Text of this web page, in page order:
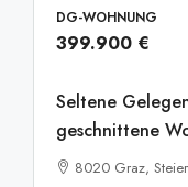
DG-WOHNUNG
399.900 €
Seltene
geschnittene
8020 Graz,